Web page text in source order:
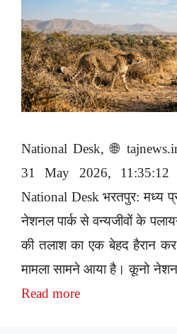
National Desk, 🌐
31 May 2026,
National Desk भरतपुर: मध्य
नेशनल पार्क से वन्यजीवों के
की तलाश का एक बेहद हैरान
मामला सामने आया है। कूनो
Read more